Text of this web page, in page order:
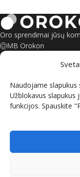
Naudojame slapukus
Užblokavus slapukus
funkcijos. Spauskite
Oro sprendimai jūsų
MB Orokon
Savanorių pr. 135,
kontaktai@orokon.lt
INFORMACIJA
PIRKIMO SĄLYGOS
ORO